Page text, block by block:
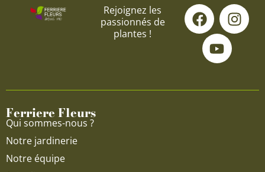
Rejoignez les
passionnés de
plantes !
F
a
c
e
o
I
n
s
g
Y
o
u
t
u
b
Ferriere Fleurs
Qui sommes-nous ?
Notre jardinerie
Notre équipe